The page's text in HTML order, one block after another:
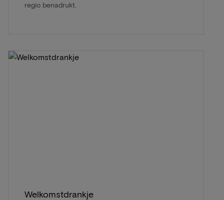
regio benadrukt.
Welkomstdrankje